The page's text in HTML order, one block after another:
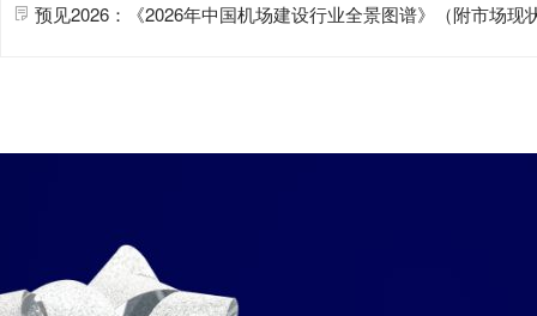
预见2026：《2026年中国机场建设行业全景图谱》（附市场现状、竞争格局和